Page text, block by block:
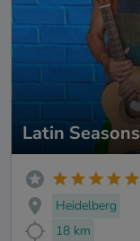
Latin Seasons
Heidelberg
18 km